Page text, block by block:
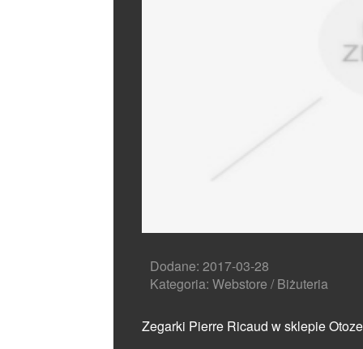
Dodane: 2017-03-28
Kategoria: Webstore / Biżuteria
Zegarki Pierre Ricaud w sklepie